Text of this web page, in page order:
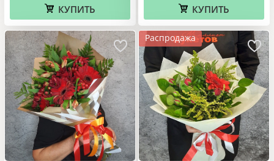
КУПИТЬ КУПИТЬ
Распродажа